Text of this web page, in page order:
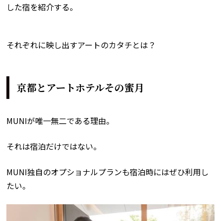
した宿を紹介する。
それぞれに映し出すアートのカタチとは？
京都とアートホテルその蜜月
MUNIが唯一無二である理由。
それは宿泊だけではない。
MUNI独自のオプショナルプランも宿泊時にはぜひ利用し
たい。